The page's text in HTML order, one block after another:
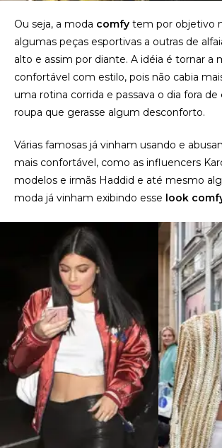
Ou seja, a moda comfy tem por objetivo
algumas peças esportivas a outras de
alto e assim por diante. A idéia é tornar a
confortável com estilo, pois não cabia
uma rotina corrida e passava o dia fora de
roupa que gerasse algum desconforto.
Várias famosas já vinham usando e
mais confortável, como as influencers
modelos e irmãs Haddid e até mesmo
moda já vinham exibindo esse look